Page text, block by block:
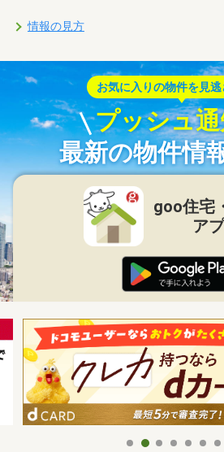
情報の見方
お気に入りの物件を見逃
プッシュ
最新の物件情
goo住宅
ア